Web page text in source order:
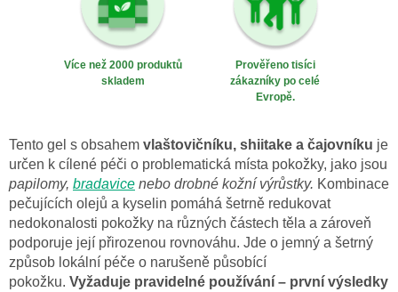
Více než 2000 produktů
skladem
Prověřeno tisíci
zákazníky po celé
Evropě.
Tento gel s obsahem vlaštovičníku, shiitake a čajovníku je
určen k cílené péči o problematická místa pokožky, jako jsou
papilomy, bradavice nebo drobné kožní výrůstky. Kombinace
pečujících olejů a kyselin pomáhá šetrně redukovat
nedokonalosti pokožky na různých částech těla a zároveň
podporuje její přirozenou rovnováhu. Jde o jemný a šetrný
způsob lokální péče o narušeně působící
pokožku. Vyžaduje pravidelné používání – první výsledky